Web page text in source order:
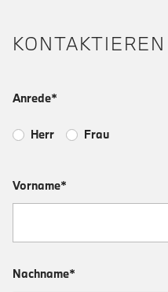
Anrede*
Herr Frau
Vorname*
Nachname*